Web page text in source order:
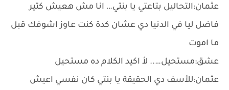
عثمان:التحاليل بتاعتي يا بنتي… انا مش هعيش كتير
فاضل ليا في الدنيا دي عشان كدة كنت عاوز اشوفك قبل
ما اموت
عشق:مستحيل….. لأ اكيد الكلام ده مستحيل
عثمان:للأسف دي الحقيقة يا بنتي كان نفسي اعيش